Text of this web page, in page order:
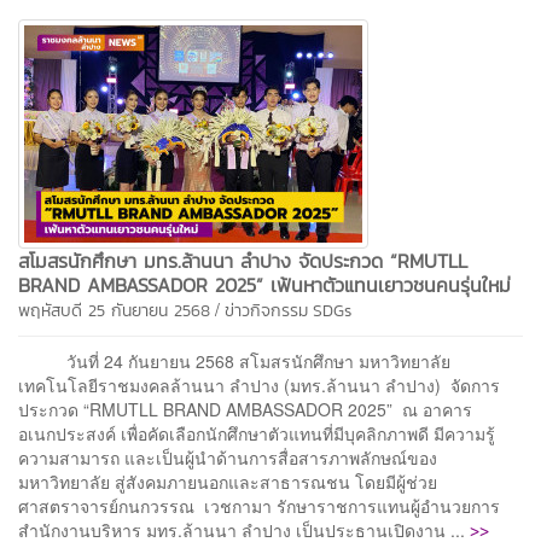
สโมสรนักศึกษา มทร.ล้านนา ลำปาง จัดประกวด “RMUTLL
BRAND AMBASSADOR 2025” เฟ้นหาตัวแทนเยาวชนคนรุ่นใหม่
พฤหัสบดี 25 กันยายน 2568 / ข่าวกิจกรรมSDGs
วันที่ 24 กันยายน 2568 สโมสรนักศึกษา มหาวิทยาลัย
เทคโนโลยีราชมงคลล้านนา ลำปาง (มทร.ล้านนา ลำปาง) จัดการ
ประกวด “RMUTLL BRAND AMBASSADOR 2025” ณ อาคาร
อเนกประสงค์ เพื่อคัดเลือกนักศึกษาตัวแทนที่มีบุคลิกภาพดี มีความรู้
ความสามารถ และเป็นผู้นำด้านการสื่อสารภาพลักษณ์ของ
มหาวิทยาลัย สู่สังคมภายนอกและสาธารณชน โดยมีผู้ช่วย
ศาสตราจารย์กนกวรรณ เวชกามา รักษาราชการแทนผู้อำนวยการ
สำนักงานบริหาร มทร.ล้านนา ลำปาง เป็นประธานเปิดงาน ... >>